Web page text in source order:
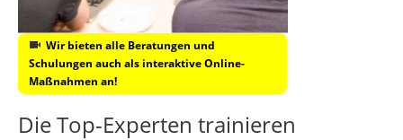
Wir bieten alle Beratungen und
Schulungen auch als interaktive Online-
Maßnahmen an!
Die Top-Experten trainieren